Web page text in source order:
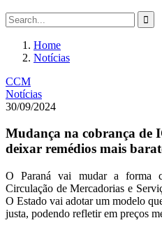
Home
Notícias
CCM
Notícias
30/09/2024
Mudança na cobrança de
deixar remédios mais
O Paraná vai mudar a forma
Circulação de Mercadorias e
O Estado vai adotar um modelo
justa, podendo refletir em preços